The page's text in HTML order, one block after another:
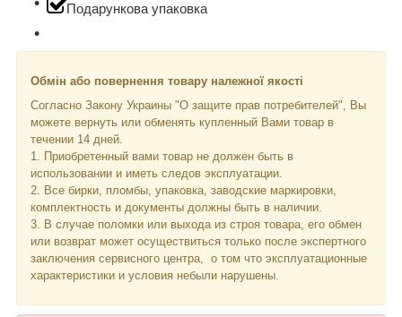
Подарункова упаковка
Обмін або повернення товару належної якості
Согласно Закону Украины "О защите прав потребителей", Вы
можете вернуть или обменять купленный Вами товар в
течении 14 дней.
1. Приобретенный вами товар не должен быть в
использовании и иметь следов эксплуатации.
2. Все бирки, пломбы, упаковка, заводские маркировки,
комплектность и документы должны быть в наличии.
3. В случае поломки или выхода из строя товара, его обмен
или возврат может осуществиться только после экспертного
заключения сервисного центра, о том что эксплуатационные
характеристики и условия небыли нарушены.